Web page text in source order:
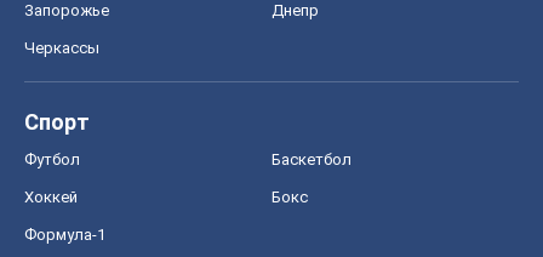
Запорожье Днепр
Черкассы
Спорт
Футбол Баскетбол
Хоккей Бокс
Формула-1